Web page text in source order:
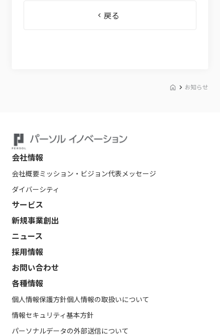
戻る
お知らせ
会社情報
会社概要ミッション・ビジョン代表メッセージ
ダイバーシティ
サービス
新規事業創出
ニュース
採用情報
お問い合わせ
各種情報
個人情報保護方針個人情報の取扱いについて
情報セキュリティ基本方針
パーソナルデータの外部送信について